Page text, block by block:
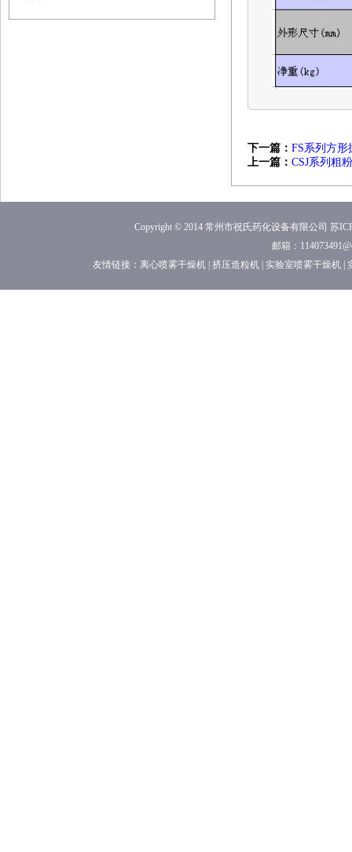
下一篇： FS系列方形
上一篇： CSJ系列粗
Copyright © 2014 常州市祝氏药化设备有限公司 苏
邮箱：
友情链接： 离心喷雾干燥机 挤压造粒机 实验室喷雾干燥机